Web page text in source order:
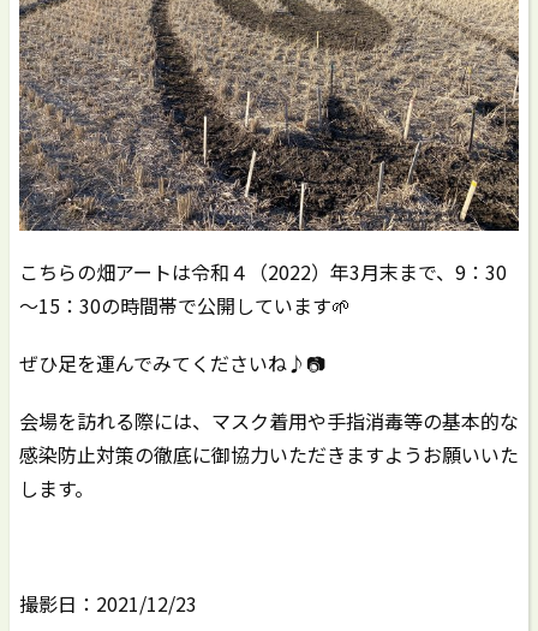
こちらの畑アートは令和４（2022）年3月末まで、9：30
～15：30の時間帯で公開しています🌱
ぜひ足を運んでみてくださいね♪📷
会場を訪れる際には、マスク着用や手指消毒等の基本的な
感染防止対策の徹底に御協力いただきますようお願いいた
します。
撮影日：2021/12/23